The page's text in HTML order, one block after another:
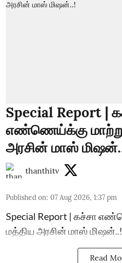
Special Report |
எண்ணெய்க்கு
அரசின் மாஸ்
thanthitv
Published on: 07 Aug 2026, 1:37 pm
Special Report | கச்சா
மத்திய அரசின் மாஸ் மிஷன்..!
Read